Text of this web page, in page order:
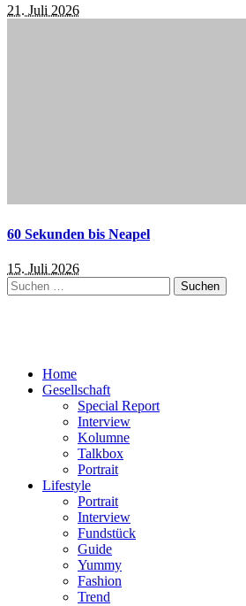
21. Juli 2026
60 Sekunden bis Neapel
15. Juli 2026
Suchen
nach:
Home
Gesellschaft
Special Report
Interview
Kolumne
Talkbox
Portrait
Lifestyle
Portrait
Interview
Fundstück
Guide
Yummy
Fashion
Trend